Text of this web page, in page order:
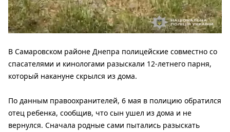
В Самаровском районе Днепра полицейские совместно со
спасателями и кинологами разыскали 12-летнего парня,
который накануне скрылся из дома.
По данным правоохранителей, 6 мая в полицию обратился
отец ребенка, сообщив, что сын ушел из дома и не
вернулся. Сначала родные сами пытались разыскать